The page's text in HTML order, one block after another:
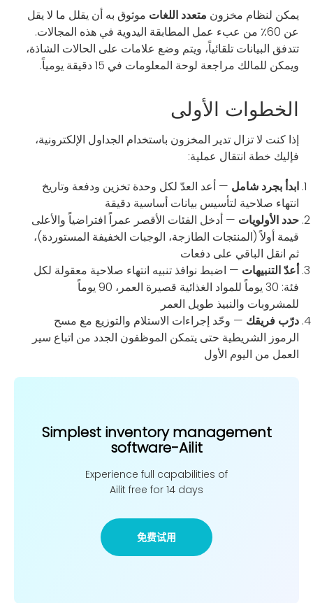
يمكن لنظام مخزون متعدد اللغات موثوق به أن يقلل ما لا يقل
عن 60٪ من عبء عمل المطابقة اليدوية في هذه المجالات.
تتدفق البيانات تلقائياً، ويتم وضع علامات على الحالات الشاذة،
ويمكن للمالك مراجعة لوحة المعلومات في 15 دقيقة يومياً.
الخطوات الأولى
إذا كنت لا تزال تدير المخزون باستخدام الجداول الإلكترونية،
فإليك خطة انتقال عملية:
ابدأ بجرد شامل — أعد العدّ لكل وحدة تخزين ودفعة وتاريخ
انتهاء صلاحية لتأسيس بيانات أساسية دقيقة
حدد الأولويات — أدخل الفئات الأقصر عمراً افتراضياً والأعلى
قيمة أولاً (المنتجات الطازجة، الوجبات الخفيفة المستوردة)،
ثم انقل الباقي على دفعات
أعدّ التنبيهات — اضبط نوافذ تنبيه انتهاء صلاحية معقولة لكل
فئة: 30 يوماً للمواد الغذائية قصيرة العمر، 90 يوماً
للمشروبات والنبيذ طويل العمر
درّب فريقك — وحّد إجراءات الاستلام والتوزيع مع مسح
الرموز الشريطية حتى يتمكن الموظفون الجدد من اتباع سير
العمل من اليوم الأول
Simplest inventory management
software-Ailit
Experience full capabilities of
Ailit free for 14 days
免费试用